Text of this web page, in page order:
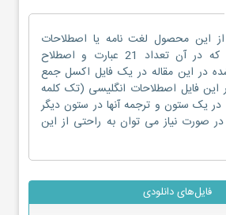
این محصول لغت نامه یا اصطلاحات
تخصصی می باشد که در آن تعداد 21 عبارت و اصطلاح
در این مقاله در یک فایل اکسل جمع
فایل اصطلاحات انگلیسی (تک کلمه
یک ستون و ترجمه آنها در ستون دیگر
صورت نیاز می توان به راحتی از این
فایل‌های دانلودی